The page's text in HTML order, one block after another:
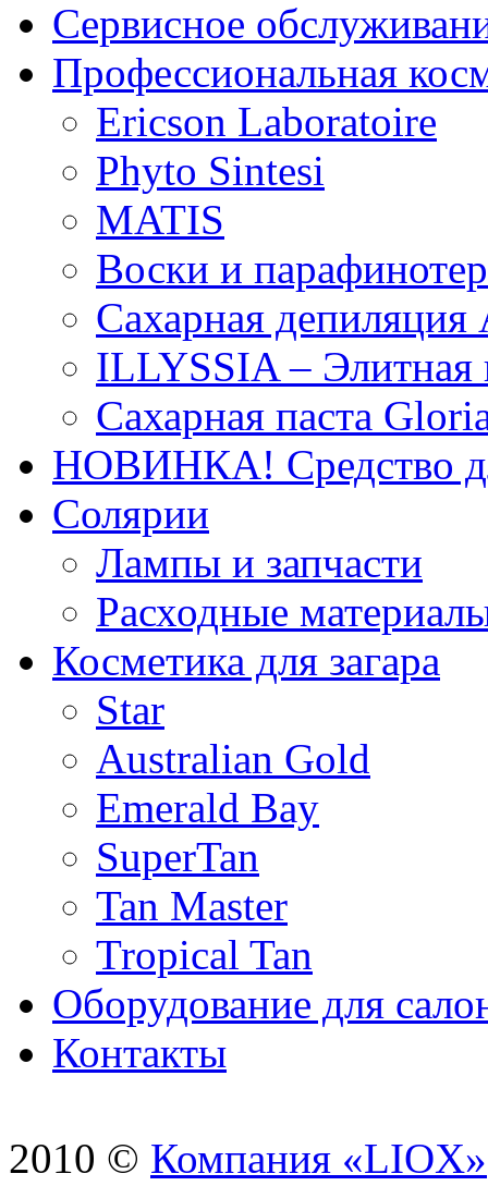
Сервисное
Профессиональная
Ericson Laboratoire
Phyto Sintesi
MATIS
Воски и
Сахарная депиляция
ILLYSSIA – Элитная
Сахарная паста
НОВИНКА! Средство
Солярии
Лампы и запчасти
Расходные
Косметика для загара
Star
Australian Gold
Emerald Bay
SuperTan
Tan Master
Tropical Tan
Оборудование для
Контакты
2010 © Компания «LIOX»